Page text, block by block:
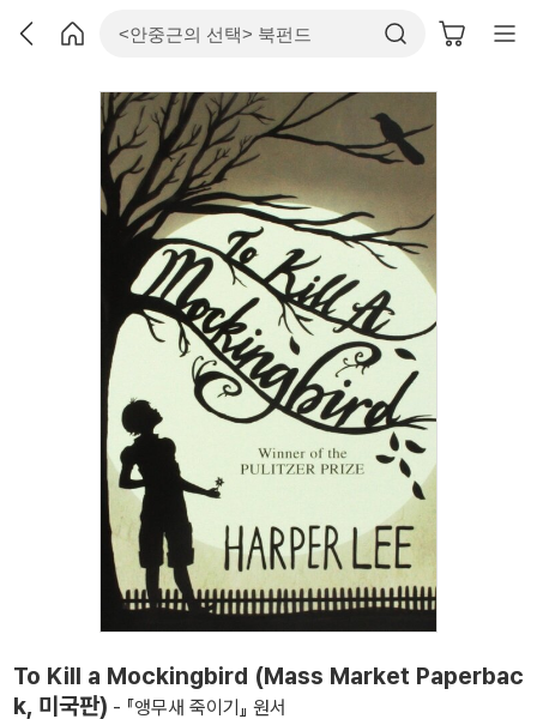
To Kill a Mockingbird (Mass Market Paperbac
k, 미국판) - 『앵무새 죽이기』 원서